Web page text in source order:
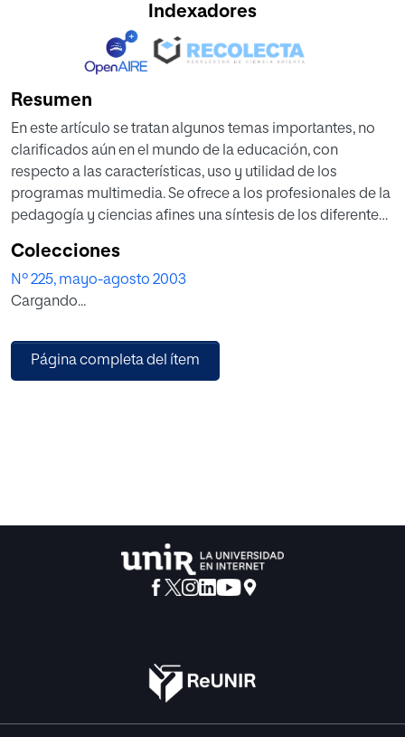
Indexadores
Resumen
En este artículo se tratan algunos temas importantes, no
clarificados aún en el mundo de la educación, con
respecto a las características, uso y utilidad de los
programas multimedia. Se ofrece a los profesionales de la
pedagogía y ciencias afines una síntesis de los diferentes
desde el siglo anterior hasta hoy día, profundizando en su
relación con la naturaleza humana y nuestro
multidimensional modo de entender el mundo y de
Esta contextua-lización teórica nos servirá para introducir
Colecciones
Nº 225, mayo-agosto 2003
Cargando...
Página completa del ítem